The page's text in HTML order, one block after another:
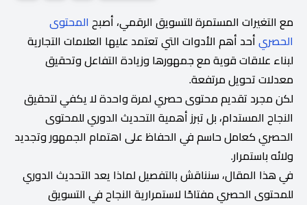
مع التغيرات المستمرة للتسويق الرقمي، أصبح المحتوى
الحصريأحد أهم الأدوات التي تعتمد عليها العلامات التجارية
لبناء علاقات قوية مع جمهورها وزيادة التفاعل وتحقيق
معدلات تحويل مرتفعة.
لكن مجرد تقديم محتوى حصري لمرة واحدة لا يكفي لتحقيق
النجاح المستدام، بل تبرز أهمية التحديث الدوري للمحتوى
الحصري كعامل حاسم في الحفاظ على اهتمام الجمهور وتجديد
ولائه باستمرار.
في هذا المقال، سنناقش بالتفصيل لماذا يعد التحديث الدوري
للمحتوى الحصري مفتاحًا لاستمرارية النجاح في التسويق